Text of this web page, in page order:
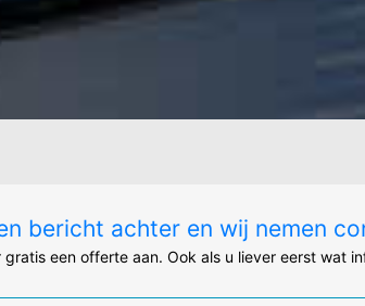
bericht achter en wij nemen
gratis een offerte aan. Ook als u liever eerst wat